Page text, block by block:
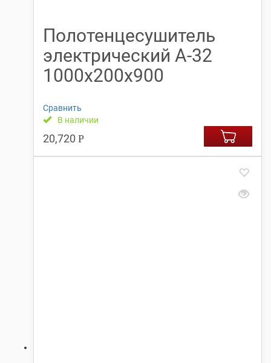
Полотенцесушитель
электрический А-32
1000х200х900
Сравнить
В наличии
20,720 Р